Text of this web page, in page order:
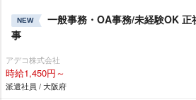
NEW
一般事務・OA事務/未経験OK
事
アデコ株式会社
時給1,450円～
派遣社員 / 大阪府